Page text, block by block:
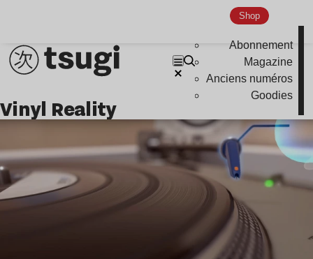
Shop
Abonnement
Magazine
Anciens numéros
Goodies
Indie
Vinyl Reality